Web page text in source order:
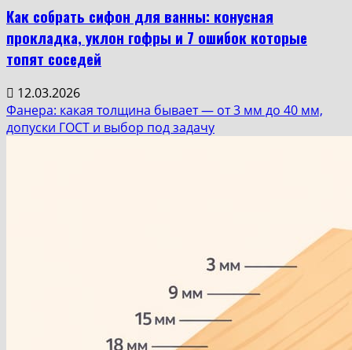
Как собрать сифон для ванны: конусная
прокладка, уклон гофры и 7 ошибок которые
топят соседей
12.03.2026
Фанера: какая толщина бывает — от 3 мм до 40 мм,
допуски ГОСТ и выбор под задачу